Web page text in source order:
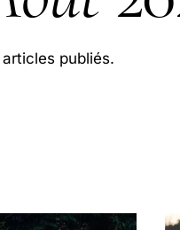
articles publiés.